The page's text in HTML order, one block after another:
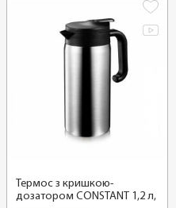
Термос з кришкою-
дозатором CONSTANT 1,2 л,